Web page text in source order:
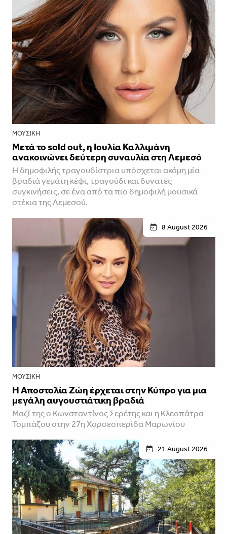
ΜΟΥΣΙΚΉ
Μετά το sold out, η Ιουλία Καλλιμάνη
ανακοινώνει δεύτερη συναυλία στη Λεμεσό
H δημοφιλής τραγουδίστρια υπόσχεται ακόμη μία
βραδιά γεμάτη κέφι, τραγούδι και δυνατές
συγκινήσεις, σε ένα από τα πιο δημοφιλή μουσικά
στέκια της Λεμεσού.
8 August 2026
ΜΟΥΣΙΚΉ
Η Αποστολία Ζώη έρχεται στην Κύπρο για μια
μεγάλη αυγουστιάτικη βραδιά
Μαζί της ο Κωνσταντίνος Σερέτης και η Κλεοπάτρα
Τομπάζου στην 27η Χοροεσπερίδα Μαρωνίου
21 August 2026